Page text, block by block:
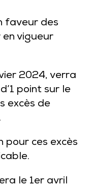
faveur des
vigueur
2024, verra
point sur le
excès de
pour ces excès
le 1er avril